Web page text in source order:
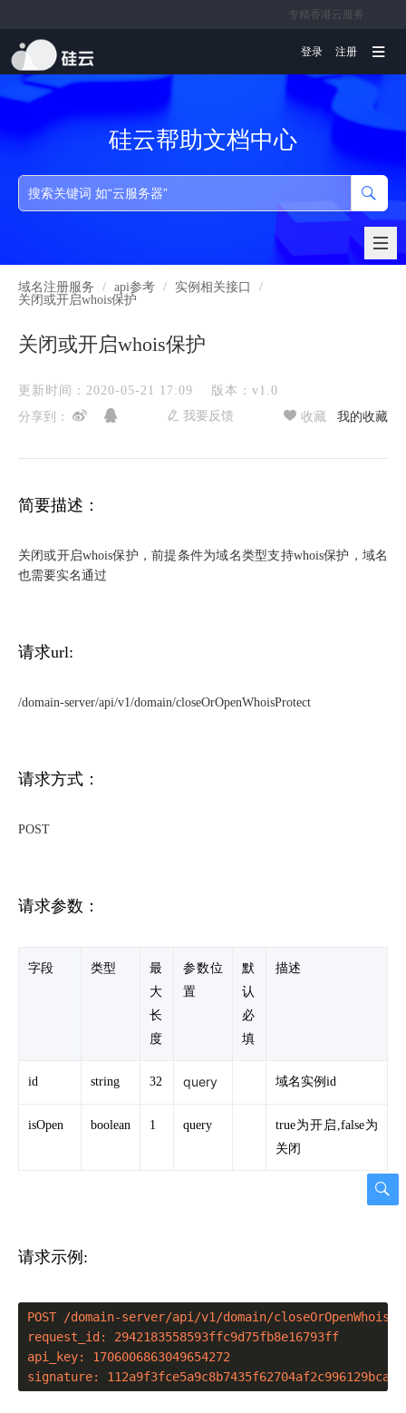
专精香港云服务
文档
登录 注册
硅云帮助文档中心
域名注册服务 / api参考 / 实例相关接口
/
关闭或开启whois保护
关闭或开启whois保护
更新时间：2020-05-21 17:09
版本：v1.0
分享到：
我要反馈 收藏 我的收藏
简要描述：
关闭或开启whois保护，前提条件为域名类型支持whois保护，域名
也需要实名通过
请求url:
/domain-server/api/v1/domain/closeOrOpenWhoisProtect
请求方式：
POST
请求参数：
字段 类型
最
大
长
度
参数位
置
默
认
必
填
描述
id string 32 query 域名实例id
isOpen boolean 1 query
true为开启,false为
关闭
请求示例:
POST /domain-server/api/v1/domain/
request_id: 2942183558593ffc9d75fb8e16793ff
api_key: 1706006863049654272
signature: